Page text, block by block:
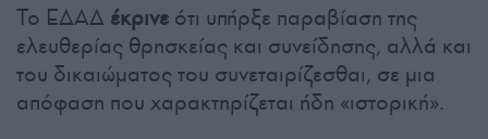
Το ΕΔΑΔ έκρινε ότι υπήρξε παραβίαση της
ελευθερίας θρησκείας και συνείδησης, αλλά και
του δικαιώματος του συνεταιρίζεσθαι, σε μια
απόφαση που χαρακτηρίζεται ήδη «ιστορική».